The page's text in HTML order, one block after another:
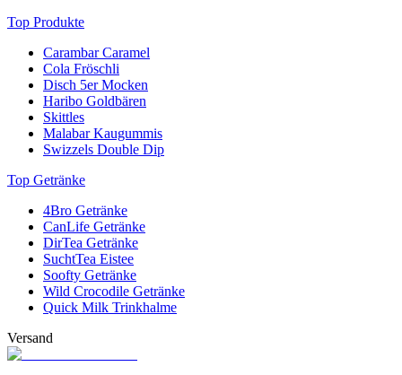
Top Produkte
Carambar Caramel
Cola Fröschli
Disch 5er Mocken
Haribo Goldbären
Skittles
Malabar Kaugummis
Swizzels Double Dip
Top Getränke
4Bro Getränke
CanLife Getränke
DirTea Getränke
SuchtTea Eistee
Soofty Getränke
Wild Crocodile Getränke
Quick Milk Trinkhalme
Versand